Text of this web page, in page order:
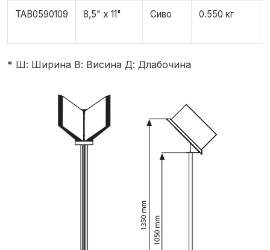
TAB0590109 8,5" x 11" Сиво 0.550 кг
* Ш: Ширина В: Висина Д: Длабочина